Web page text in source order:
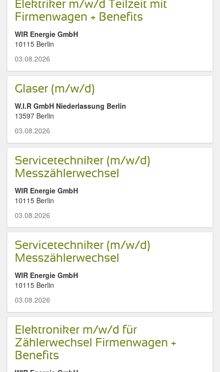
Elektriker m/w/d Teilzeit mit
Firmenwagen + Benefits
WIR Energie GmbH
10115 Berlin
03.08.2026
Glaser (m/w/d)
W.I.R GmbH Niederlassung Berlin
13597 Berlin
03.08.2026
Servicetechniker (m/w/d)
Messzählerwechsel
WIR Energie GmbH
10115 Berlin
03.08.2026
Servicetechniker (m/w/d)
Messzählerwechsel
WIR Energie GmbH
10115 Berlin
03.08.2026
Elektroniker m/w/d für
Zählerwechsel Firmenwagen +
Benefits